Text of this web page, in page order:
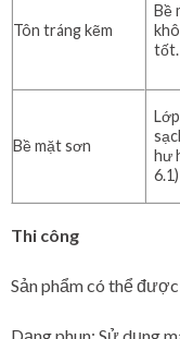
Tôn tráng kẽm
Bề
tốt.
Bề mặt sơn
hư
6.1)
Thi công
Sản phẩm có thể